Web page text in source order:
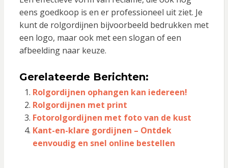
eens goedkoop is en er professioneel uit ziet. Je
kunt de rolgordijnen bijvoorbeeld bedrukken met
een logo, maar ook met een slogan of een
afbeelding naar keuze.
Gerelateerde Berichten:
Rolgordijnen ophangen kan iedereen!
Rolgordijnen met print
Fotorolgordijnen met foto van de kust
Kant-en-klare gordijnen – Ontdek
eenvoudig en snel online bestellen